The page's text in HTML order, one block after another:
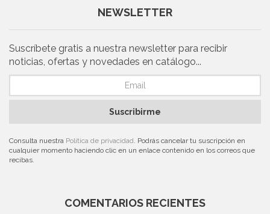
NEWSLETTER
Suscríbete gratis a nuestra newsletter para recibir
noticias, ofertas y novedades en catálogo...
Suscribirme
Consulta nuestra Política de privacidad. Podrás cancelar tu suscripción en
cualquier momento haciendo clic en un enlace contenido en los correos que
recibas.
COMENTARIOS RECIENTES